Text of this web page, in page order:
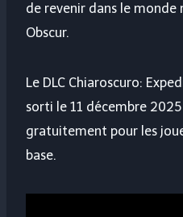
de revenir dans le
Obscur.
Le DLC Chiaroscuro:
sorti le 11 décembre
gratuitement pour les
base.